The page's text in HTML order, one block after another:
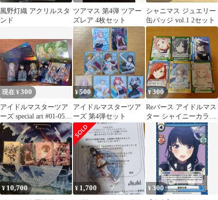
風野灯織 アクリルスタ
ンド
ツアマス 第4弾 ツアー
ズレア 4枚セット
シャニマス ジュエリー
缶バッジ vol.1 2セット
現在 ¥300
アイドルマスターツア
ーズ special art #01-05
TR 01 12
¥500
アイドルマスターツア
ーズ 第4弾セット
¥300
Reバース アイドルマス
ター シャイニーカラー
ズ カード 6枚セット
¥10,700 ¥ 1,700 ¥300